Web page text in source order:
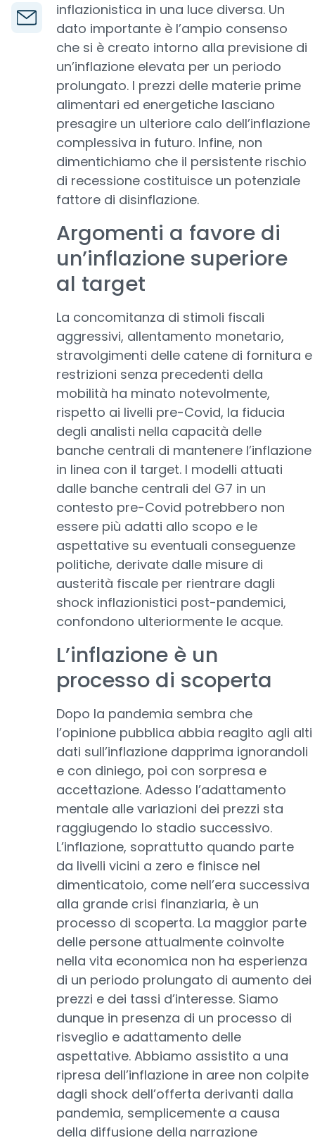
inflazionistica in una luce diversa. Un
dato importante è l’ampio consenso
che si è creato intorno alla previsione di
un’inflazione elevata per un periodo
prolungato. I prezzi delle materie prime
alimentari ed energetiche lasciano
presagire un ulteriore calo dell’inflazione
complessiva in futuro. Infine, non
dimentichiamo che il persistente rischio
di recessione costituisce un potenziale
fattore di disinflazione.
Argomenti a favore di
un’inflazione superiore
al target
La concomitanza di stimoli fiscali
aggressivi, allentamento monetario,
stravolgimenti delle catene di fornitura e
restrizioni senza precedenti della
mobilità ha minato notevolmente,
rispetto ai livelli pre-Covid, la fiducia
degli analisti nella capacità delle
banche centrali di mantenere l’inflazione
in linea con il target. I modelli attuati
dalle banche centrali del G7 in un
contesto pre-Covid potrebbero non
essere più adatti allo scopo e le
aspettative su eventuali conseguenze
politiche, derivate dalle misure di
austerità fiscale per rientrare dagli
shock inflazionistici post-pandemici,
confondono ulteriormente le acque.
L’inflazione è un
processo di scoperta
Dopo la pandemia sembra che
l’opinione pubblica abbia reagito agli alti
dati sull’inflazione dapprima ignorandoli
e con diniego, poi con sorpresa e
accettazione. Adesso l’adattamento
mentale alle variazioni dei prezzi sta
raggiugendo lo stadio successivo.
L’inflazione, soprattutto quando parte
da livelli vicini a zero e finisce nel
dimenticatoio, come nell’era successiva
alla grande crisi finanziaria, è un
processo di scoperta. La maggior parte
delle persone attualmente coinvolte
nella vita economica non ha esperienza
di un periodo prolungato di aumento dei
prezzi e dei tassi d’interesse. Siamo
dunque in presenza di un processo di
risveglio e adattamento delle
aspettative. Abbiamo assistito a una
ripresa dell’inflazione in aree non colpite
dagli shock dell’offerta derivanti dalla
pandemia, semplicemente a causa
della diffusione della narrazione